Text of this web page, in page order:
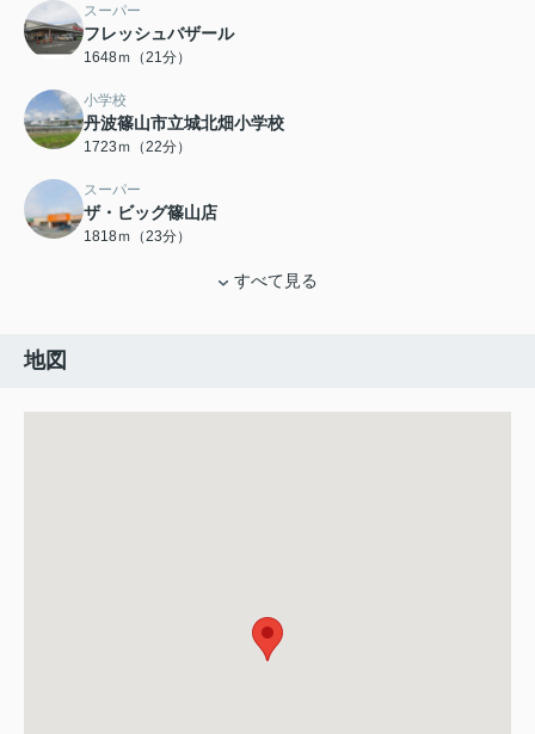
スーパー
フレッシュバザール
1648ｍ（21分）
小学校
丹波篠山市立城北畑小学校
1723ｍ（22分）
スーパー
ザ・ビッグ篠山店
1818ｍ（23分）
すべて見る
地図